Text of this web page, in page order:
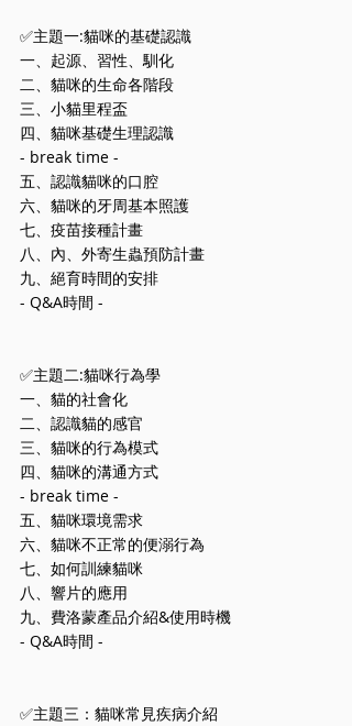
✅主題一:貓咪的基礎認識
⼀、起源、習性、馴化
⼆、貓咪的⽣命各階段
三、⼩貓⾥程盃
四、貓咪基礎⽣理認識
- break time -
五、認識貓咪的⼝腔
六、貓咪的牙周基本照護
七、疫苗接種計畫
八、內、外寄⽣蟲預防計畫
九、絕育時間的安排
- Q&A時間 -
✅主題二:貓咪⾏為學
⼀、貓的社會化
⼆、認識貓的感官
三、貓咪的⾏為模式
四、貓咪的溝通⽅式
- break time -
五、貓咪環境需求
六、貓咪不正常的便溺⾏為
七、如何訓練貓咪
八、響片的應⽤
九、費洛蒙產品介紹&使⽤時機
- Q&A時間 -
✅主題三：貓咪常⾒疾病介紹